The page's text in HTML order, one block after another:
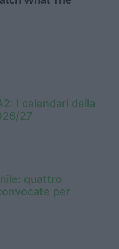
I calendari della
27
quattro
per